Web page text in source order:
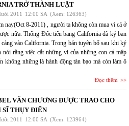
TRỞ THÀNH LUẬT
2011 12:00 SA (Xem: 126363)
nay(Oct 8-2011) , người ta không còn mua vi cá ở
nữa. Thống Đốc tiểu bang California đã ký ban
vào California. Trong bản tuyên bố sau khi ký
rằng việc cắt những vi của những con cá mập
không những là hành động tàn bạo mà còn làm ô
Đọc thêm
VĂN CHƯƠNG ĐƯỢC TRAO CHO
SĨ THỤY ĐIỂN
2011 12:00 SA (Xem: 123964)